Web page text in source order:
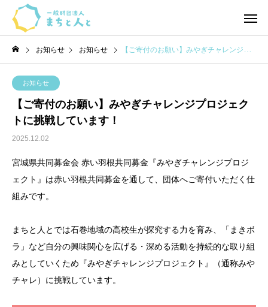
お知らせ お知らせ 【ご寄付のお願い】みやぎチャレンジプロジェクトに挑戦しています！
お知らせ
【ご寄付のお願い】みやぎチャレンジプロジェク
トに挑戦しています！
2025.12.02
宮城県共同募金会 赤い羽根共同募金『みやぎチャレンジプロジ
ェクト』は赤い羽根共同募金を通して、団体へご寄付いただく仕
組みです。
まちと人とでは石巻地域の高校生が探究する力を育み、「まきボ
ラ」など自分の興味関心を広げる・深める活動を持続的な取り組
みとしていくため『みやぎチャレンジプロジェクト』（通称みや
チャレ）に挑戦しています。